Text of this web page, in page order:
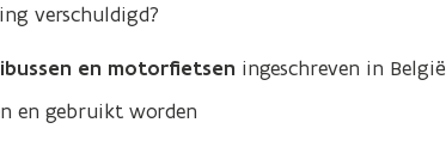
verschuldigd?
en motorfietsen ingeschreven in België
en gebruikt worden